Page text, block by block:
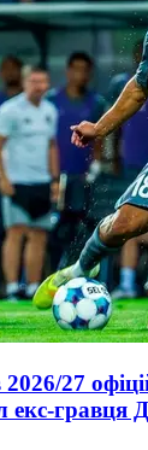
2026/27
екс-гравця